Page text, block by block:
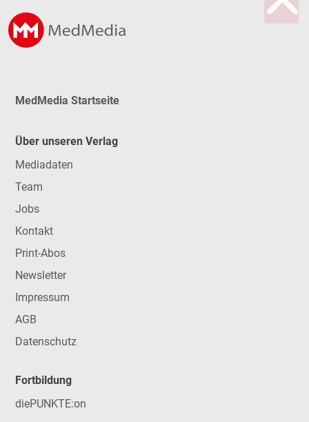
MedMedia Startseite
Über unseren Verlag
Mediadaten
Team
Jobs
Kontakt
Print-Abos
Newsletter
Impressum
AGB
Datenschutz
Fortbildung
diePUNKTE:on